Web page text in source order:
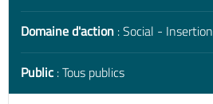
Domaine d'action : Social - Insertion
Public : Tous publics